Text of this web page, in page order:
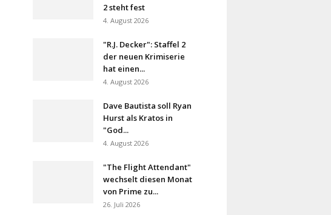
2 steht fest
4. August 2026
"R.J. Decker": Staffel 2
der neuen Krimiserie
hat einen...
4. August 2026
Dave Bautista soll Ryan
Hurst als Kratos in
"God...
4. August 2026
"The Flight Attendant"
wechselt diesen Monat
von Prime zu...
26. Juli 2026